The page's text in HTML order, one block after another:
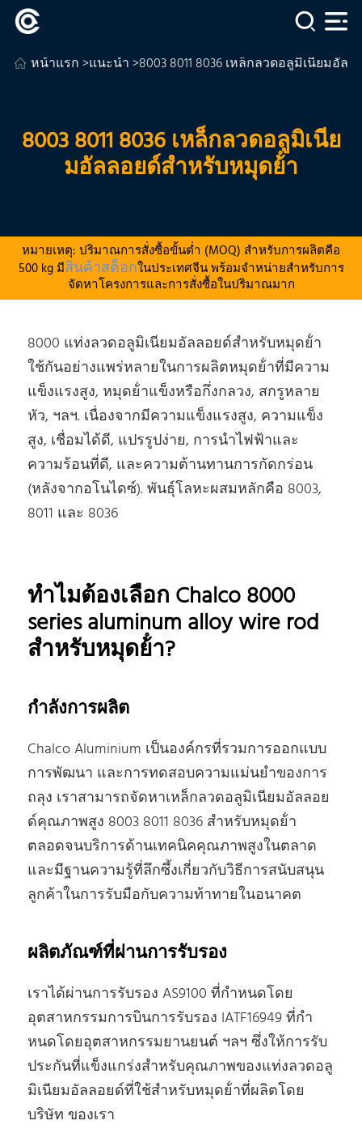
หน้าแรก>แนะนำ>8003 8011 8036 เหล็กลวดอลูมิเนียมอั
8003 8011 8036 เหล็กลวดอลูมิเนีย
มอัลลอยด์สําหรับหมุดย้ํา
หมายเหตุ: ปริมาณการสั่งซื้อขั้นต่ำ (MOQ) สำหรับการผลิตคือ
500 kg มีสินค้าสต็อกในประเทศจีน พร้อมจำหน่ายสำหรับการ
จัดหาโครงการและการสั่งซื้อในปริมาณมาก
8000 แท่งลวดอลูมิเนียมอัลลอยด์สําหรับหมุดย้ํา
ใช้กันอย่างแพร่หลายในการผลิตหมุดย้ําที่มีความ
แข็งแรงสูง, หมุดย้ําแข็งหรือกึ่งกลวง, สกรูหลาย
หัว, ฯลฯ. เนื่องจากมีความแข็งแรงสูง, ความแข็ง
สูง, เชื่อมได้ดี, แปรรูปง่าย, การนําไฟฟ้าและ
ความร้อนที่ดี, และความต้านทานการกัดกร่อน
(หลังจากอโนไดซ์). พันธุ์โลหะผสมหลักคือ 8003,
8011 และ 8036
ทําไมต้องเลือก Chalco 8000
series aluminum alloy wire rod
สําหรับหมุดย้ํา?
กําลังการผลิต
Chalco Aluminium เป็นองค์กรที่รวมการออกแบบ
การพัฒนา และการทดสอบความแม่นยําของการ
ถลุง เราสามารถจัดหาเหล็กลวดอลูมิเนียมอัลลอย
ด์คุณภาพสูง 8003 8011 8036 สําหรับหมุดย้ํา
ตลอดจนบริการด้านเทคนิคคุณภาพสูงในตลาด
และมีฐานความรู้ที่ลึกซึ้งเกี่ยวกับวิธีการสนับสนุน
ลูกค้าในการรับมือกับความท้าทายในอนาคต
ผลิตภัณฑ์ที่ผ่านการรับรอง
เราได้ผ่านการรับรอง AS9100 ที่กําหนดโดย
อุตสาหกรรมการบินการรับรอง IATF16949 ที่กํา
หนดโดยอุตสาหกรรมยานยนต์ ฯลฯ ซึ่งให้การรับ
ประกันที่แข็งแกร่งสําหรับคุณภาพของแท่งลวดอลู
มิเนียมอัลลอยด์ที่ใช้สําหรับหมุดย้ําที่ผลิตโดย
บริษัท ของเรา